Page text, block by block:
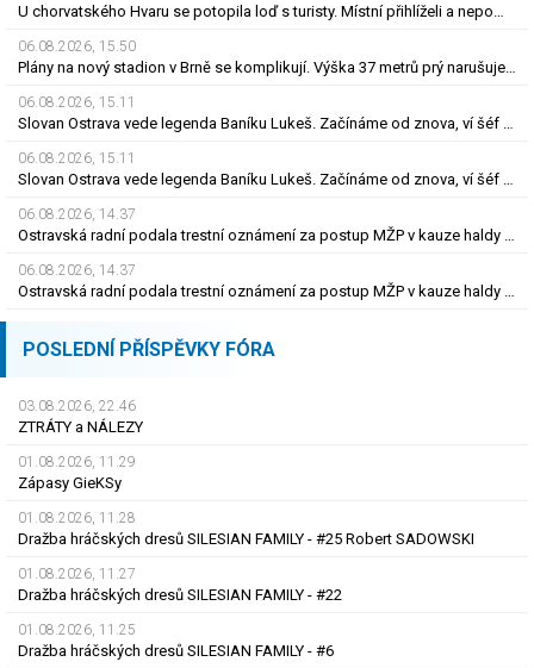
U chorvatského Hvaru se potopila loď s turisty. Místní přihlíželi a nepomohli
06.08.2026, 15.50
Plány na nový stadion v Brně se komplikují. Výška 37 metrů prý narušuje výhled na centrum
06.08.2026, 15.11
Slovan Ostrava vede legenda Baníku Lukeš. Začínáme od znova, ví šéf po odchodech
06.08.2026, 15.11
Slovan Ostrava vede legenda Baníku Lukeš. Začínáme od znova, ví šéf po odchodech
06.08.2026, 14.37
Ostravská radní podala trestní oznámení za postup MŽP v kauze haldy Heřmanice
06.08.2026, 14.37
Ostravská radní podala trestní oznámení za postup MŽP v kauze haldy Heřmanice
POSLEDNÍ PŘÍSPĚVKY FÓRA
03.08.2026, 22.46
ZTRÁTY a NÁLEZY
01.08.2026, 11.29
Zápasy GieKSy
01.08.2026, 11.28
Dražba hráčských dresů SILESIAN FAMILY - #25 Robert SADOWSKI
01.08.2026, 11.27
Dražba hráčských dresů SILESIAN FAMILY - #22
01.08.2026, 11.25
Dražba hráčských dresů SILESIAN FAMILY - #6